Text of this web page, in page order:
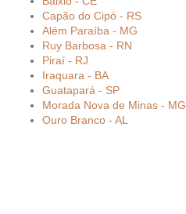
Capão do Cipó - RS
Além Paraíba - MG
Ruy Barbosa - RN
Piraí - RJ
Iraquara - BA
Guatapará - SP
Morada Nova de Minas - MG
Ouro Branco - AL